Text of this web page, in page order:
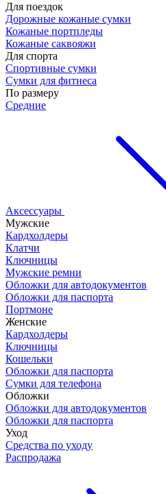
Для поездок
Дорожные кожаные сумки
Кожаные портпледы
Кожаные саквояжи
Для спорта
Спортивные сумки
Сумки для фитнеса
По размеру
Средние
Аксессуары
Мужские
Кардхолдеры
Клатчи
Ключницы
Мужские ремни
Обложки для автодокументов
Обложки для паспорта
Портмоне
Женские
Кардхолдеры
Ключницы
Кошельки
Обложки для паспорта
Сумки для телефона
Обложки
Обложки для автодокументов
Обложки для паспорта
Уход
Средства по уходу
Распродажа